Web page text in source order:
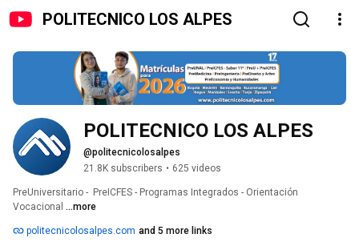
POLITECNICO LOS ALPES
POLITECNICO LOS ALPES
@politecnicolosalpes
21.8K subscribers • 625 videos
PreUniversitario -  PreICFES - Programas Integrados - Orientación
Vocacional ...more
politecnicolosalpes.com and 5 more links